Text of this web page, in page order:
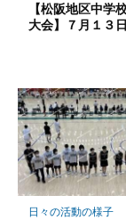
【松阪地区中学
大会】７月１３
日々の活動の様子